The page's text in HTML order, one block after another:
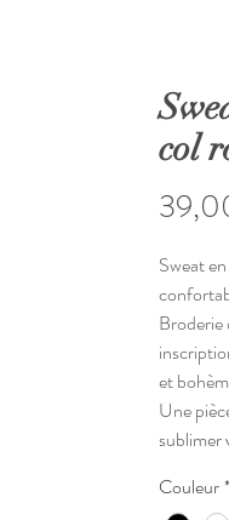
col
Sweat
Broderie
et
Une
sublimer
Couleur*